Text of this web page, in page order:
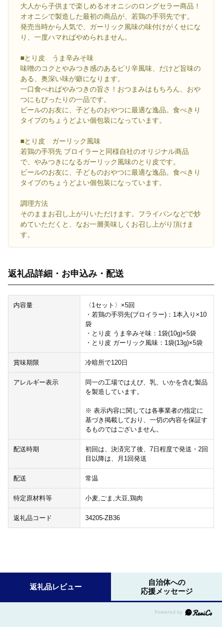
大人から子供まで楽しめるオオニシのロングセラー商品！
オオニシで製造した最初の商品が、若鶏の手羽先です。
発売当時から人気で、ガーリック風味の味付けがくせにな
り、一度ハマればやめられません。
■とり皮 うま辛みそ味
味噌のコクとやみつき感のあるピリ辛風味、だけど旨味の
ある、奥深い味が癖になります。
一口食べればやみつきの旨さ！おつまみはもちろん、おや
つにもぴったりの一品です。
ビールのお友に、子どものおやつに最適な逸品。食べきり
タイプのちょうどよい個包装になっています。
■とり皮 ガーリック風味
若鶏の手羽先 ブロイラーと同様自社のオリジナル商品
で、やみつきになるガーリック風味のとり皮です。
ビールのお友に、子どものおやつに最適な逸品。食べきり
タイプのちょうどよい個包装になっています。
調理方法
そのままお召し上がりいただけます。フライパンなどで炒
めていただくと、なお一層美味しくお召し上がり頂けま
す。
返礼品詳細・お申込み・配送
内容量
〈1セット〉×5回
・若鶏の手羽先(ブロイラー)：1本入り×10
袋
・とり皮 うま辛みそ味：1袋(10g)×5袋
・とり皮 ガーリック風味：1袋(13g)×5袋
賞味期限 冷暗所で120日
アレルギー表示
同一の工場ではえび、乳、いかを含む製品
を製造しています。
※ 表示内容に関しては各事業者の指定に
基づき掲載しており、一切の内容を保証す
るものではございません。
配送時期
初回は、決済完了後、7日程度で発送・2回
目以降は、月1回発送
配送 常温
特定原材料等 小麦,ごま,大豆,鶏肉
返礼品コード 34205-ZB36
返礼品レビュー
自治体への
応援メッセージ